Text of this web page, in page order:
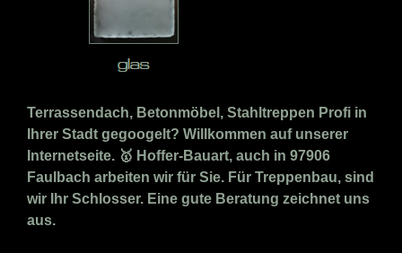
Terrassendach, Betonmöbel, Stahltreppen Profi in
Ihrer Stadt gegoogelt? Willkommen auf unserer
Internetseite. 🥇 Hoffer-Bauart, auch in 97906
Faulbach arbeiten wir für Sie. Für Treppenbau, sind
wir Ihr Schlosser. Eine gute Beratung zeichnet uns
aus.